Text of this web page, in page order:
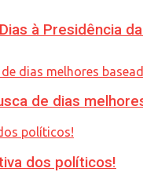
à Presidência
de dias
dos políticos!